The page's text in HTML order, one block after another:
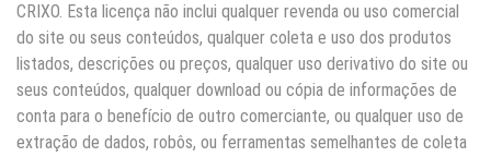
CRIXO. Esta licença não inclui qualquer revenda ou uso comercial
do site ou seus conteúdos, qualquer coleta e uso dos produtos
listados, descrições ou preços, qualquer uso derivativo do site ou
seus conteúdos, qualquer download ou cópia de informações de
conta para o benefício de outro comerciante, ou qualquer uso de
extração de dados, robôs, ou ferramentas semelhantes de coleta